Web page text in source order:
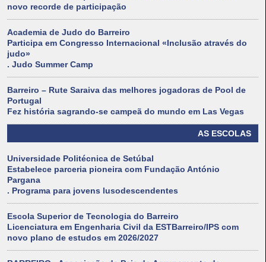
novo recorde de participação
Academia de Judo do Barreiro
Participa em Congresso Internacional «Inclusão através do
judo»
. Judo Summer Camp
Barreiro – Rute Saraiva das melhores jogadoras de Pool de
Portugal
Fez história sagrando-se campeã do mundo em Las Vegas
AS ESCOLAS
Universidade Politécnica de Setúbal
Estabelece parceria pioneira com Fundação António
Pargana
. Programa para jovens lusodescendentes
Escola Superior de Tecnologia do Barreiro
Licenciatura em Engenharia Civil da ESTBarreiro/IPS com
novo plano de estudos em 2026/2027